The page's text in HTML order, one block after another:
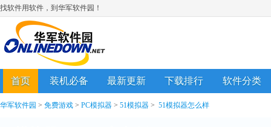
找软件用软件，到华军软件园！
首页 装机必备 最新更新 下载排行 软件分类
华军软件园 > 免费游戏 > PC模拟器 > 51模拟器 > 51模拟器怎么样